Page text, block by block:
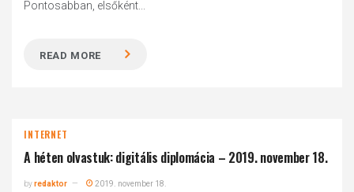
Pontosabban, elsőként...
READ MORE
INTERNET
A héten olvastuk: digitális diplomácia – 2019. november 18.
byredaktor 2019. november 18.